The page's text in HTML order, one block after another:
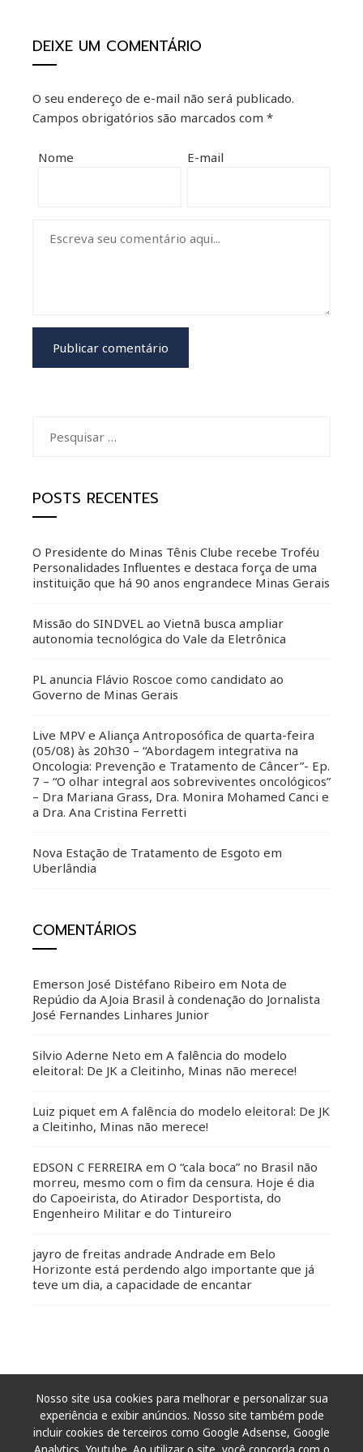
Nosso site usa cookies para melhorar e personalizar sua
experiência e exibir anúncios. Nosso site também pode
incluir cookies de terceiros como Google Adsense, Google
DEIXE UM COMENTÁRIO
O seu endereço de e-mail não será publicado.
Campos obrigatórios são marcados com *
Nome E-mail
por:
POSTS RECENTES
O Presidente do Minas Tênis Clube recebe Troféu
Personalidades Influentes e destaca força de uma
instituição que há 90 anos engrandece Minas Gerais
Missão do SINDVEL ao Vietnã busca ampliar
autonomia tecnológica do Vale da Eletrônica
PL anuncia Flávio Roscoe como candidato ao
Governo de Minas Gerais
Live MPV e Aliança Antroposófica de quarta-feira
(05/08) às 20h30 – “Abordagem integrativa na
Oncologia: Prevenção e Tratamento de Câncer”- Ep.
7 – “O olhar integral aos sobreviventes oncológicos”
– Dra Mariana Grass, Dra. Monira Mohamed Canci e
a Dra. Ana Cristina Ferretti
Nova Estação de Tratamento de Esgoto em
Uberlândia
COMENTÁRIOS
Emerson José Distéfano Ribeiro em Nota de
Repúdio da AJoia Brasil à condenação do Jornalista
José Fernandes Linhares Junior
Silvio Aderne Neto em A falência do modelo
eleitoral: De JK a Cleitinho, Minas não merece!
Luiz piquet em A falência do modelo eleitoral: De JK
a Cleitinho, Minas não merece!
EDSON C FERREIRA em O “cala boca” no Brasil não
morreu, mesmo com o fim da censura. Hoje é dia
do Capoeirista, do Atirador Desportista, do
Engenheiro Militar e do Tintureiro
jayro de freitas andrade Andrade em Belo
Horizonte está perdendo algo importante que já
teve um dia, a capacidade de encantar